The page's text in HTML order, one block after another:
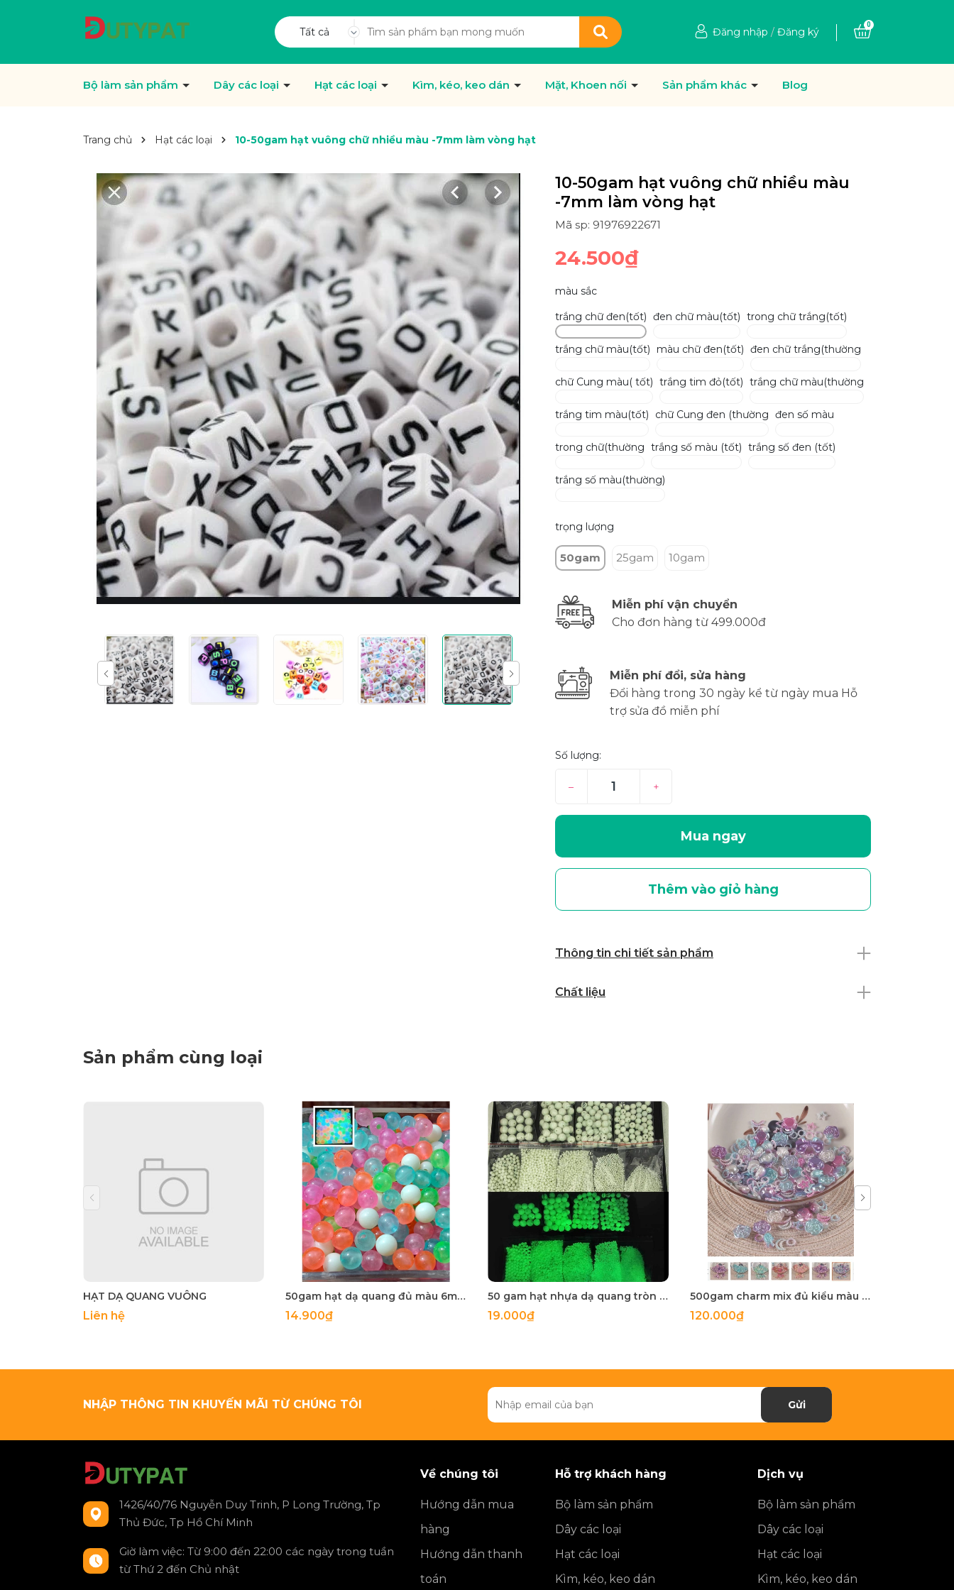
Tất cả Đăng nhập / Đăng ký
0
Bộ làm sản phẩm Dây các loại Hạt các loại Kìm, kéo, keo dán Mặt, Khoen nối Sản phẩm khác Blog
Trang chủ Hạt các loại 10-50gam hạt vuông chữ nhiều màu -7mm làm vòng hạt
10-50gam hạt vuông chữ nhiều màu
-7mm làm vòng hạt
Mã sp: 91976922671
24.500₫
màu sắc
trắng chữ đen(tốt) đen chữ màu(tốt) trong chữ trắng(tốt)
trắng chữ màu(tốt) màu chữ đen(tốt) đen chữ trắng(thường
chữ Cung màu( tốt) trắng tim đỏ(tốt) trắng chữ màu(thường
trắng tim màu(tốt) chữ Cung đen (thường đen số màu
trong chữ(thường trắng số màu (tốt) trắng số đen (tốt)
trắng số màu(thường)
trọng lượng
50gam 25gam 10gam
Miễn phí vận chuyển
Cho đơn hàng từ 499.000đ
Miễn phí đổi, sửa hàng
Đổi hàng trong 30 ngày kể từ ngày mua Hỗ
trợ sửa đồ miễn phí
Số lượng:
– +
Mua ngay
Thêm vào giỏ hàng
Thông tin chi tiết sản phẩm
Chất liệu
Sản phẩm cùng loại
HẠT DẠ QUANG VUÔNG
Liên hệ
50gam hạt dạ quang đủ màu 6mm, 8mm, 10mm, 12mm, hạt nhựa tròn
14.900₫
50 gam hạt nhựa dạ quang tròn đủ size 4mm, 5mm, 6mm, 8mm, 10mm, 12mm, 14mm, 16mm ,18mm , 10mm, 22mm, 25mm
19.000₫
500gam charm mix đủ kiểu màu ngọc trai, hạt charm mix đủ kiểu
120.000₫
NHẬP THÔNG TIN KHUYẾN MÃI TỪ CHÚNG TÔI Gửi
1426/40/76 Nguyễn Duy Trinh, P Long Trường, Tp
Thủ Đức, Tp Hồ Chí Minh
Giờ làm việc: Từ 9:00 đến 22:00 các ngày trong tuần
từ Thứ 2 đến Chủ nhật
Về chúng tôi
Hướng dẫn mua
hàng
Hướng dẫn thanh
toán
Hỗ trợ khách hàng
Bộ làm sản phẩm
Dây các loại
Hạt các loại
Kìm, kéo, keo dán
Dịch vụ
Bộ làm sản phẩm
Dây các loại
Hạt các loại
Kìm, kéo, keo dán